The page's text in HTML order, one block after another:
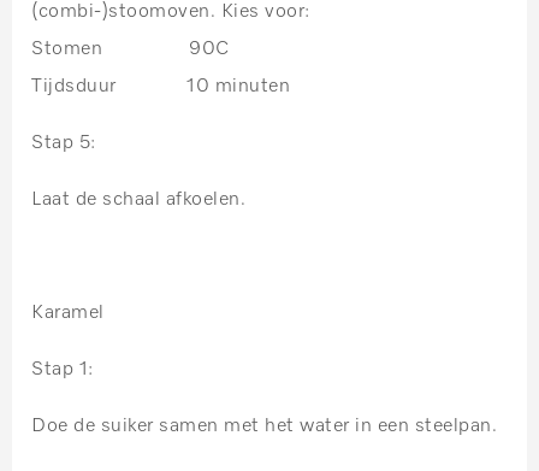
(combi-)stoomoven. Kies voor:
Stomen 90C
Tijdsduur 10 minuten
Stap 5:
Laat de schaal afkoelen.
Karamel
Stap 1:
Doe de suiker samen met het water in een steelpan.